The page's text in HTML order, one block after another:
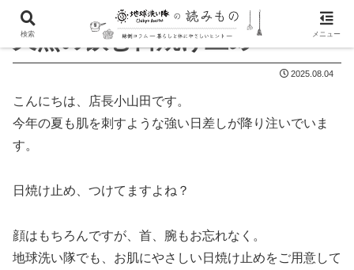
天然の飲む日焼け止め
2025.08.04
こんにちは、店長小山田です。
今年の夏も肌を刺すような強い日差しが降り注いでいま
す。
日焼け止め、つけてますよね？
顔はもちろんですが、首、腕もお忘れなく。
地球洗い隊でも、お肌にやさしい日焼け止めをご用意して
検索 メニュー